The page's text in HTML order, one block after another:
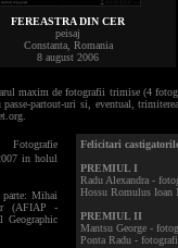
FEREASTRA DIN CER
peisaj
Constanta, Romania
8 august 2006
maxim de fotografii trimise (4
partout-uri si, eventual,
in holul
Mihai
(AFIAP -
Geographic
Felicitari
PREMIUL I
Radu Alexandra -
Hossu Romulus Ioan
PREMIUL II
Mantsu George -
Ponta Radu -